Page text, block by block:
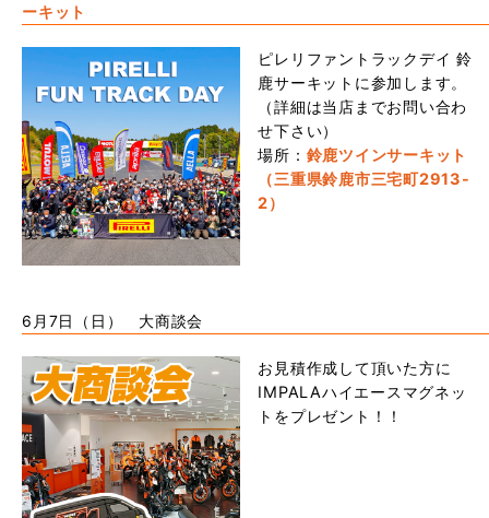
ーキット
ピレリファントラックデイ 鈴
鹿サーキットに参加します。
（詳細は当店までお問い合わ
せ下さい）
場所： 鈴鹿ツインサーキット
（三重県鈴鹿市三宅町2913-
2）
6月7日（日） 大商談会
お見積作成して頂いた方に
IMPALAハイエースマグネッ
トをプレゼント！！